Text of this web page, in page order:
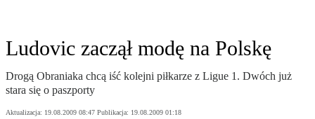
Ludovic zaczął modę na Polskę
Drogą Obraniaka chcą iść kolejni piłkarze z Ligue 1. Dwóch już
stara się o paszporty
Aktualizacja: 19.08.2009 08:47 Publikacja: 19.08.2009 01:18